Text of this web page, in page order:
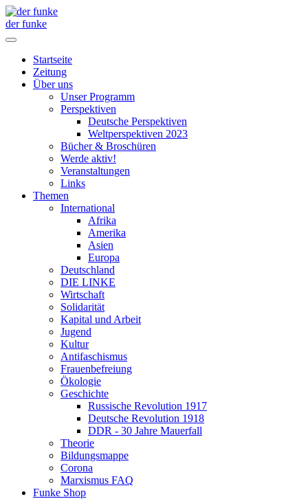
der funke
Startseite
Zeitung
Über uns
Unser Programm
Perspektiven
Deutsche Perspektiven
Weltperspektiven 2023
Bücher & Broschüren
Werde aktiv!
Veranstaltungen
Links
Themen
International
Afrika
Amerika
Asien
Europa
Deutschland
DIE LINKE
Wirtschaft
Solidarität
Kapital und Arbeit
Jugend
Kultur
Antifaschismus
Frauenbefreiung
Ökologie
Geschichte
Russische Revolution 1917
Deutsche Revolution 1918
DDR - 30 Jahre Mauerfall
Theorie
Bildungsmappe
Corona
Marxismus FAQ
Funke Shop